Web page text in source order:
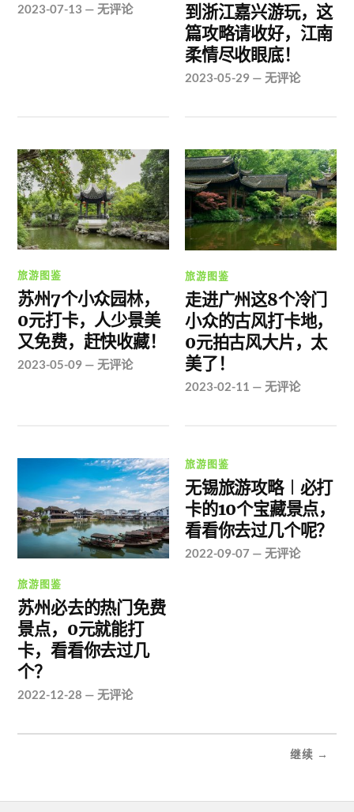
2023-07-13 —无评论
到浙江嘉兴游玩，这
篇攻略请收好，江南
柔情尽收眼底！
2023-05-29 —无评论
旅游图鉴
苏州7个小众园林，
0元打卡，人少景美
又免费，赶快收藏！
2023-05-09 —无评论
旅游图鉴
走进广州这8个冷门
小众的古风打卡地，
0元拍古风大片，太
美了！
2023-02-11 —无评论
旅游图鉴
苏州必去的热门免费
景点，0元就能打
卡，看看你去过几
个？
2022-12-28 —无评论
旅游图鉴
无锡旅游攻略︱必打
卡的10个宝藏景点，
看看你去过几个呢？
2022-09-07 —无评论
继续 →